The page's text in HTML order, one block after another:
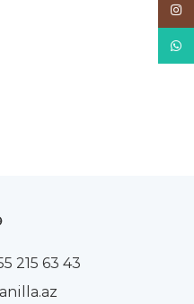
215 63 43